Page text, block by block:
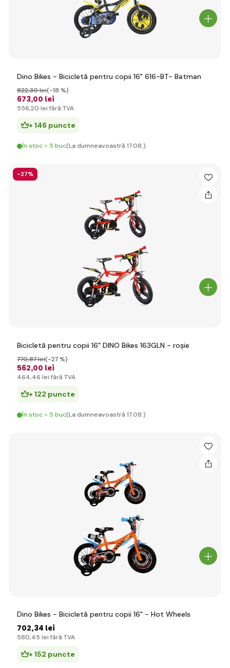
Dino Bikes - Bicicletă pentru copii 16" 616-BT- Batman
673,00 lei
822,30 lei(-18 %)
556,20 lei fără TVA
+ 146 puncte
În stoc > 5 buc(La dumneavoastră 17.08.)
-27%
Bicicletă pentru copii 16" DINO Bikes 163GLN - roșie
562,00 lei
770,87 lei(-27 %)
464,46 lei fără TVA
+ 122 puncte
În stoc > 5 buc(La dumneavoastră 17.08.)
Dino Bikes - Bicicletă pentru copii 16" - Hot Wheels
702,34 lei
580,45 lei fără TVA
+ 152 puncte